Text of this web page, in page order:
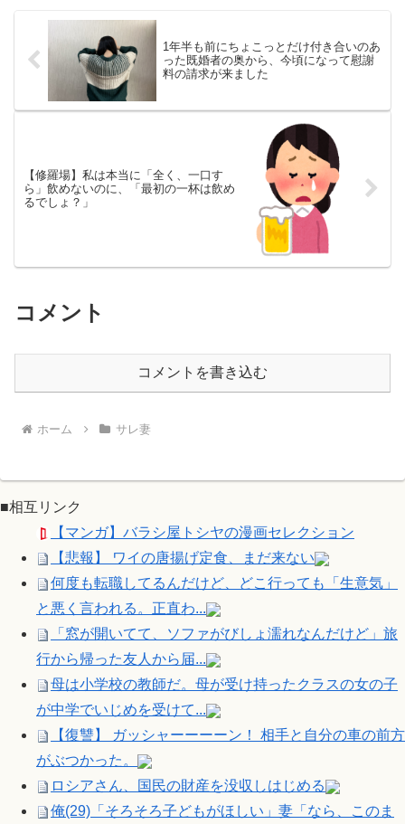
1年半も前にちょこっとだけ付き合いのあ
った既婚者の奥から、今頃になって慰謝
料の請求が来ました
【修羅場】私は本当に「全く、一口す
ら」飲めないのに、「最初の一杯は飲め
るでしょ？」
コメント
コメントを書き込む
ホーム サレ妻
■相互リンク
【マンガ】バラシ屋トシヤの漫画セレクション
【悲報】 ワイの唐揚げ定食、まだ来ない
何度も転職してるんだけど、どこ行っても「生意気」
と悪く言われる。正直わ...
「窓が開いてて、ソファがびしょ濡れなんだけど」旅
行から帰った友人から届...
母は小学校の教師だ。母が受け持ったクラスの女の子
が中学でいじめを受けて...
【復讐】 ガッシャーーーーン！ 相手と自分の車の前方
がぶつかった。
ロシアさん、国民の財産を没収しはじめる
俺(29)「そろそろ子どもがほしい」妻「なら、このま